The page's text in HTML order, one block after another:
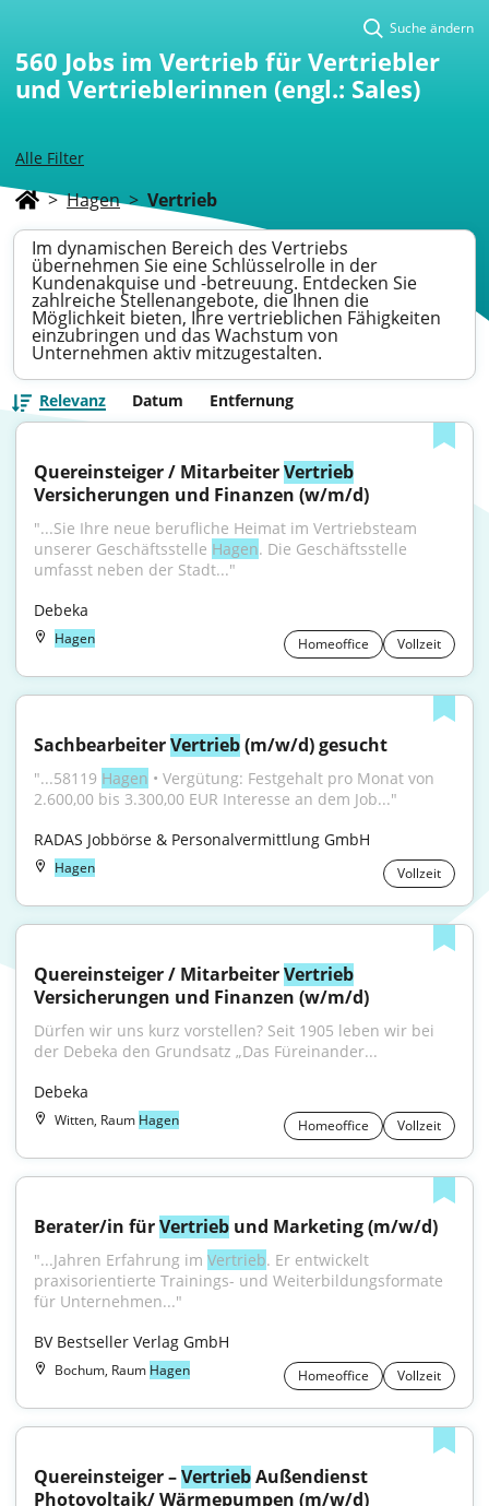
Alle Filter
Suche ändern
560 Jobs im Vertrieb für Vertriebler
und Vertrieblerinnen (engl.: Sales)
> Hagen > Vertrieb
Im dynamischen Bereich des Vertriebs
übernehmen Sie eine Schlüsselrolle in der
Kundenakquise und -betreuung. Entdecken Sie
zahlreiche Stellenangebote, die Ihnen die
Möglichkeit bieten, Ihre vertrieblichen Fähigkeiten
einzubringen und das Wachstum von
Unternehmen aktiv mitzugestalten.
Relevanz Datum Entfernung
Quereinsteiger / Mitarbeiter Vertrieb
Versicherungen und Finanzen (w/m/d)
"...Sie Ihre neue berufliche Heimat im Vertriebsteam
unserer Geschäftsstelle Hagen. Die Geschäftsstelle
umfasst neben der Stadt..."
Debeka
Hagen Homeoffice Vollzeit
Sachbearbeiter Vertrieb (m/w/d) gesucht
"...58119 Hagen • Vergütung: Festgehalt pro Monat von
2.600,00 bis 3.300,00 EUR Interesse an dem Job..."
RADAS Jobbörse & Personalvermittlung GmbH
Hagen Vollzeit
Quereinsteiger / Mitarbeiter Vertrieb
Versicherungen und Finanzen (w/m/d)
Dürfen wir uns kurz vorstellen? Seit 1905 leben wir bei
der Debeka den Grundsatz „Das Füreinander...
Debeka
Witten, Raum Hagen Homeoffice Vollzeit
Berater/in für Vertrieb und Marketing (m/w/d)
"...Jahren Erfahrung im Vertrieb. Er entwickelt
praxisorientierte Trainings- und Weiterbildungsformate
für Unternehmen..."
BV Bestseller Verlag GmbH
Bochum, Raum Hagen Homeoffice Vollzeit
Quereinsteiger – Vertrieb Außendienst
Photovoltaik/ Wärmepumpen (m/w/d)